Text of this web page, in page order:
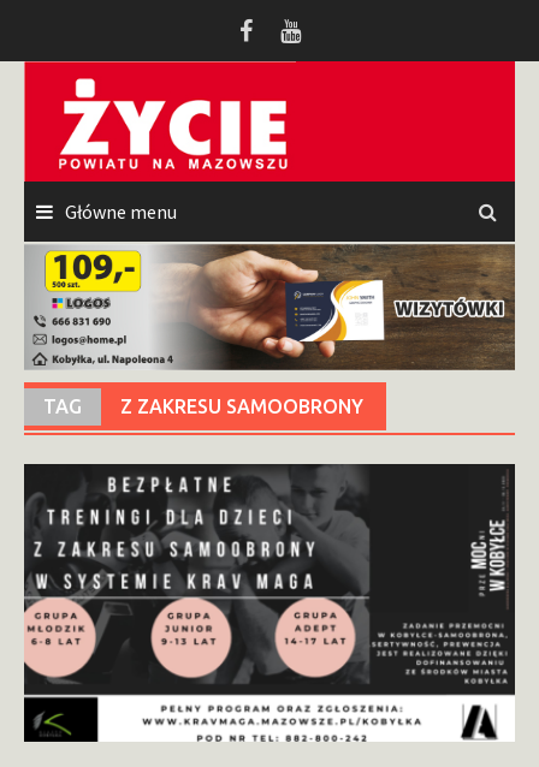
Główne menu
TAG Z ZAKRESU SAMOOBRONY